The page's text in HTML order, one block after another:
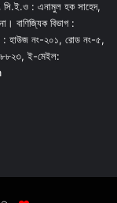
সি.ই.ও : এনামুল হক সাহেদ,
বাণিজ্যিক বিভাগ :
: হাউজ নং-২০১, রোড নং-৫,
ই-মেইল: